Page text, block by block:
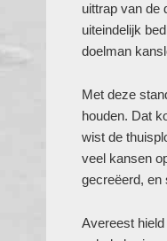
uittrap van de
uiteindelijk
doelman
Met deze
houden. Dat
wist de
veel kansen
gecreëerd, en
Avereest